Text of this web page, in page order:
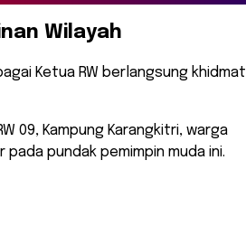
Wilayah
Ketua RW berlangsung khidmat
09, Kampung Karangkitri, warga
pundak pemimpin muda ini.